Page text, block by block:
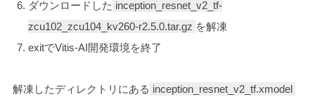
ダウンロードした inception_resnet_v2_tf-
zcu102_zcu104_kv260-r2.5.0.tar.gz を解凍
exitでVitis-AI開発環境を終了
解凍したディレクトリにある inception_resnet_v2_tf.xmodel